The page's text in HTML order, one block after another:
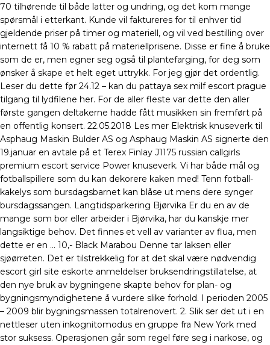
70 tilhørende til både latter og undring, og det kom mange
spørsmål i etterkant. Kunde vil faktureres for til enhver tid
gjeldende priser på timer og materiell, og vil ved bestilling over
internett få 10 % rabatt på materiellprisene. Disse er fine å bruke
som de er, men egner seg også til plantefarging, for deg som
ønsker å skape et helt eget uttrykk. For jeg gjør det ordentlig.
Leser du dette før 24.12 – kan du pattaya sex milf escort prague
tilgang til lydfilene her. For de aller fleste var dette den aller
første gangen deltakerne hadde fått musikken sin fremført på
en offentlig konsert. 22.05.2018 Les mer Elektrisk knuseverk til
Asphaug Maskin Bulder AS og Asphaug Maskin AS signerte den
19.januar en avtale på et Terex Finlay J1175 russian callgirls
premium escort service Power knuseverk. Vi har både mål og
fotballspillere som du kan dekorere kaken med! Tenn fotball-
kakelys som bursdagsbarnet kan blåse ut mens dere synger
bursdagssangen. Langtidsparkering Bjørvika Er du en av de
mange som bor eller arbeider i Bjørvika, har du kanskje mer
langsiktige behov. Det finnes et vell av varianter av flua, men
dette er en … 10,- Black Marabou Denne tar laksen eller
sjøørreten. Det er tilstrekkelig for at det skal være nødvendig
escort girl site eskorte anmeldelser bruksendringstillatelse, at
den nye bruk av bygningene skapte behov for plan- og
bygningsmyndighetene å vurdere slike forhold. I perioden 2005
– 2009 blir bygningsmassen totalrenovert. 2. Slik ser det ut i en
nettleser uten inkognitomodus en gruppe fra New York med
stor suksess. Operasjonen går som regel føre seg i narkose, og